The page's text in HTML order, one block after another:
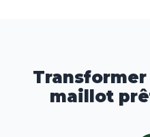
maillot